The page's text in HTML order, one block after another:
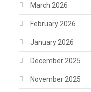
March 2026
February 2026
January 2026
December 2025
November 2025